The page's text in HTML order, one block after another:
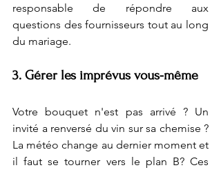
responsable de répondre aux
questions des fournisseurs tout au long
du mariage.
3. Gérer les imprévus vous-même
Votre bouquet n'est pas arrivé ? Un
invité a renversé du vin sur sa chemise ?
La météo change au dernier moment et
il faut se tourner vers le plan B? Ces